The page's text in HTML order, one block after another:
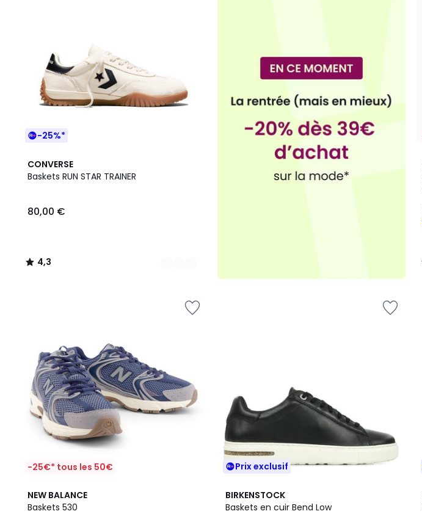
-25%*
CONVERSE
Baskets RUN STAR TRAINER
80,00 €
4,3
/ 5
2
Couleurs
4,3
/
-25€* tous les 50€
NEW BALANCE
Baskets 530
4,7
/ 5
3
Couleurs
Prix exclusif
BIRKENSTOCK
Baskets en cuir Bend Low
5
/